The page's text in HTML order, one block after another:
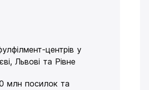
центрів у
Львові та Рівне
млн посилок та